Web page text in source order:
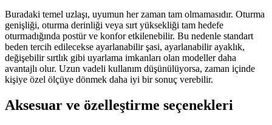
Buradaki temel uzlaşı, uyumun her zaman tam olmamasıdır. Oturma
genişliği, oturma derinliği veya sırt yüksekliği tam hedefe
oturmadığında postür ve konfor etkilenebilir. Bu nedenle standart
beden tercih edilecekse ayarlanabilir şasi, ayarlanabilir ayaklık,
değişebilir sırtlık gibi uyarlama imkanları olan modeller daha
avantajlı olur. Uzun vadeli kullanım düşünülüyorsa, zaman içinde
kişiye özel ölçüye dönmek daha iyi bir sonuç verebilir.
Aksesuar ve özelleştirme seçenekleri